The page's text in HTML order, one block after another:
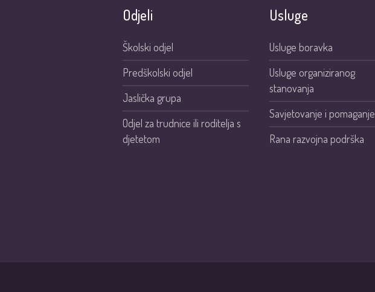
Odjeli
Školski odjel
Predškolski odjel
Jaslička grupa
Odjel za trudnice ili roditelja s
djetetom
Usluge
Usluge boravka
Usluge organiziranog
stanovanja
Savjetovanje i pomaganje
Rana razvojna podrška